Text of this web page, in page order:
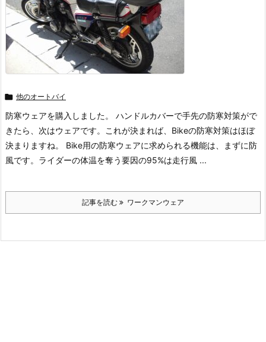
 他のオートバイ
防寒ウェアを購入しました。 ハンドルカバーで手先の防寒対策がで
きたら、次はウェアです。これが決まれば、Bikeの防寒対策はほぼ
決まりますね。 Bike用の防寒ウェアに求められる機能は、まずに防
風です。ライダーの体温を奪う要因の95%は走行風 ...
記事を読む ワークマンウェア